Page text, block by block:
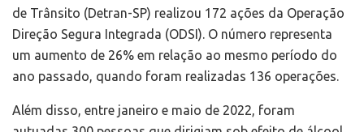
de Trânsito (Detran-SP) realizou 172 ações da Operação
Direção Segura Integrada (ODSI). O número representa
um aumento de 26% em relação ao mesmo período do
ano passado, quando foram realizadas 136 operações.
Além disso, entre janeiro e maio de 2022, foram